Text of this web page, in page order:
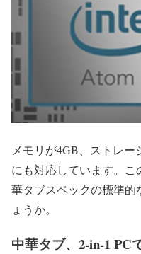
メモリが4GB、ストレ
にも対応しています。
華タブスペックの標準的
ょうか。
中華タブ、2-in-1 PC